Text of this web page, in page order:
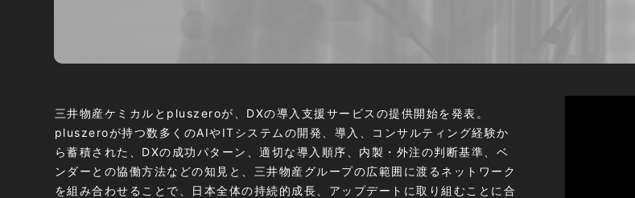
三井物産ケミカルとpluszeroが、DXの導入支援サービスの提供開始を発表。
pluszeroが持つ数多くのAIやITシステムの開発、導入、コンサルティング経験か
ら蓄積された、DXの成功パターン、適切な導入順序、内製・外注の判断基準、ベ
ンダーとの協働方法などの知見と、三井物産グループの広範囲に渡るネットワーク
を組み合わせることで、日本全体の持続的成長、アップデートに取り組むことに合